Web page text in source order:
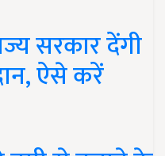
सरकार देंगी
ऐसे करें